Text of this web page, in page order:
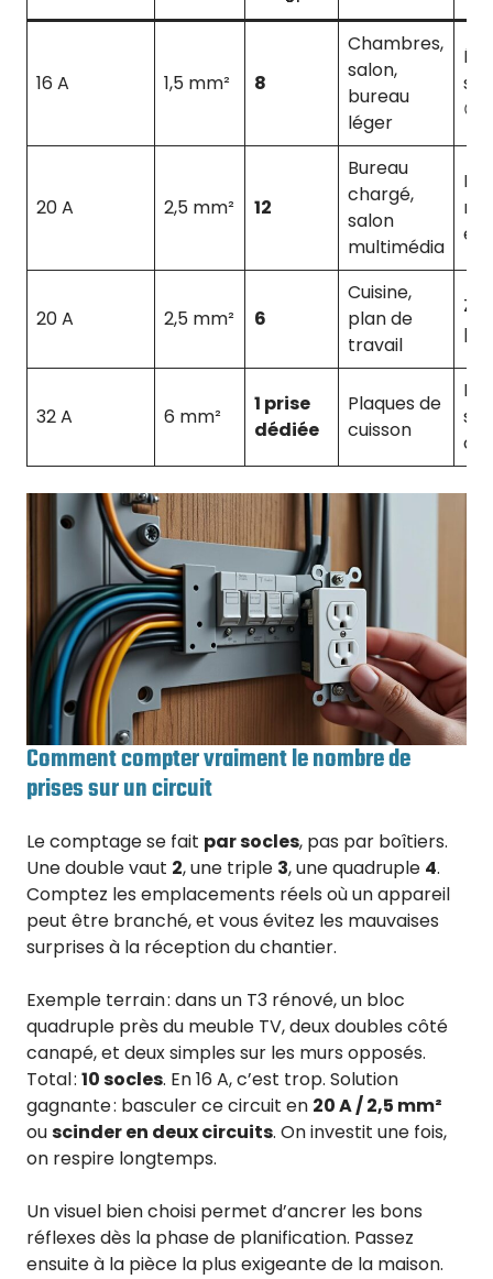
16 A 1,5 mm² 8
Chambres,
salon,
bureau
léger
😊
20 A 2,5 mm² 12
Bureau
chargé,
salon
multimédia
20 A 2,5 mm² 6
Cuisine,
plan de
travail
32 A 6 mm²
1 prise
dédiée
Plaques de
cuisson
Comment compter vraiment le nombre de
prises sur un circuit
Le comptage se fait par socles, pas par boîtiers.
Une double vaut 2, une triple 3, une quadruple 4.
Comptez les emplacements réels où un appareil
peut être branché, et vous évitez les mauvaises
surprises à la réception du chantier.
Exemple terrain : dans un T3 rénové, un bloc
quadruple près du meuble TV, deux doubles côté
canapé, et deux simples sur les murs opposés.
Total : 10 socles. En 16 A, c’est trop. Solution
gagnante : basculer ce circuit en 20 A / 2,5 mm²
ouscinder en deux circuits. On investit une fois,
on respire longtemps.
Un visuel bien choisi permet d’ancrer les bons
réflexes dès la phase de planification. Passez
ensuite à la pièce la plus exigeante de la maison.